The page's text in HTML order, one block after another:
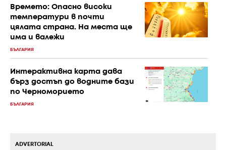
Времето: Опасно високи
температури в почти
цялата страна. На места ще
има и валежи
БЪЛГАРИЯ
Интерактивна карта дава
бърз достъп до водните бази
по Черноморието
БЪЛГАРИЯ
ADVERTORIAL